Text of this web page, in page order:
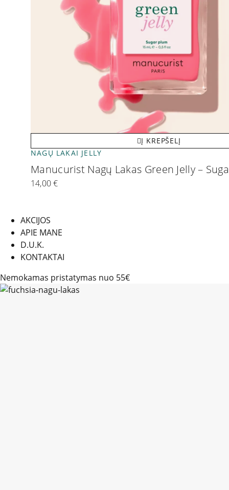
Į KREPŠELĮ
NAGŲ LAKAI JELLY
Manucurist Nagų Lakas Green Jelly –
14,00€
AKCIJOS
APIE MANE
D.U.K.
KONTAKTAI
Nemokamas pristatymas nuo 55€